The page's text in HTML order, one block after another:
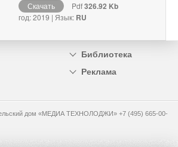
Скачать Pdf326.92 Kb
год: 2019 | Язык: RU
Библиотека
Реклама
дом «МЕДИА ТЕХНОЛОДЖИ» +7 (495) 665-00-